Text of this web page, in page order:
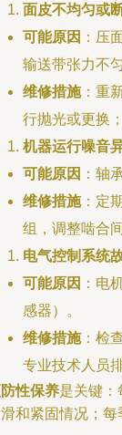
面皮不均匀或
可能原因 ：压
输送带张力不
维修措施：重
行抛光或更换
机器运行噪音
可能原因 ：轴
维修措施：定
组，调整啮合
电气控制系统
可能原因 ：电
感器）。
维修措施：检
专业技术人员
性保养是关键：
和紧固情况；每